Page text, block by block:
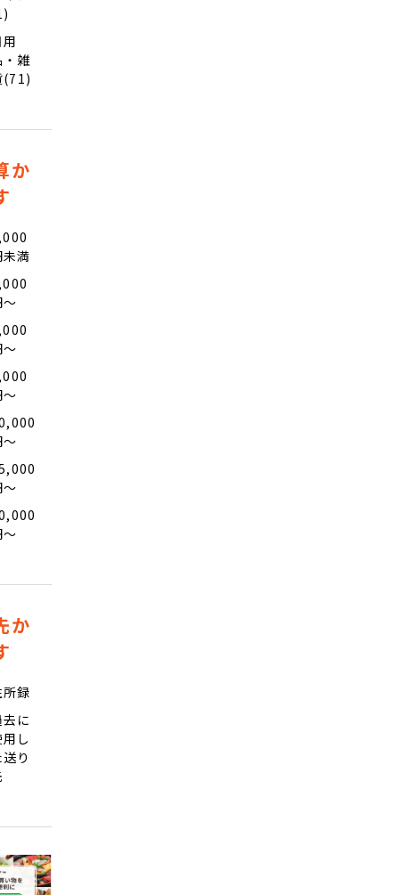
・雑
(71)
か
未満
か
所録
に
し
り